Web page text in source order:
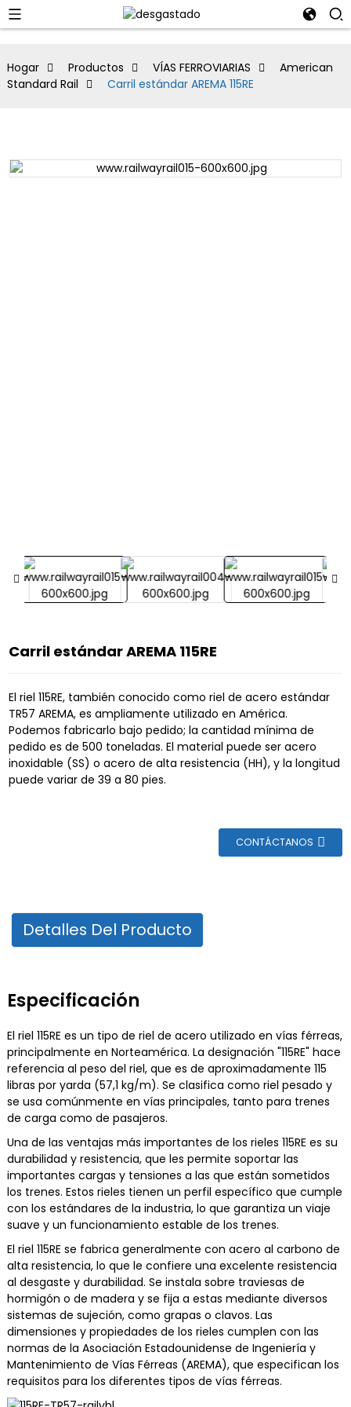
Hogar Productos VÍAS FERROVIARIAS
American
Standard Rail
Carril estándar AREMA 115RE
Carril estándar AREMA 115RE
El riel 115RE, también conocido como riel de acero estándar
TR57 AREMA, es ampliamente utilizado en América.
Podemos fabricarlo bajo pedido; la cantidad mínima de
pedido es de 500 toneladas. El material puede ser acero
inoxidable (SS) o acero de alta resistencia (HH), y la longitud
puede variar de 39 a 80 pies.
CONTÁCTANOS
Detalles Del Producto
Especificación
El riel 115RE es un tipo de riel de acero utilizado en vías férreas,
principalmente en Norteamérica. La designación "115RE" hace
referencia al peso del riel, que es de aproximadamente 115
libras por yarda (57,1 kg/m). Se clasifica como riel pesado y
se usa comúnmente en vías principales, tanto para trenes
de carga como de pasajeros.
Una de las ventajas más importantes de los rieles 115RE es su
durabilidad y resistencia, que les permite soportar las
importantes cargas y tensiones a las que están sometidos
los trenes. Estos rieles tienen un perfil específico que cumple
con los estándares de la industria, lo que garantiza un viaje
suave y un funcionamiento estable de los trenes.
El riel 115RE se fabrica generalmente con acero al carbono de
alta resistencia, lo que le confiere una excelente resistencia
al desgaste y durabilidad. Se instala sobre traviesas de
hormigón o de madera y se fija a estas mediante diversos
sistemas de sujeción, como grapas o clavos. Las
dimensiones y propiedades de los rieles cumplen con las
normas de la Asociación Estadounidense de Ingeniería y
Mantenimiento de Vías Férreas (AREMA), que especifican los
requisitos para los diferentes tipos de vías férreas.